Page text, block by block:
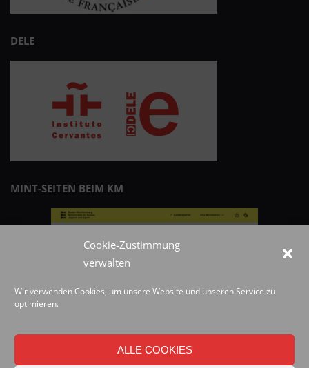
Cookie-Zustimmung
verwalten
Wir verwenden Cookies, um unsere Website und unseren Service zu
optimieren.
ALLE COOKIES
DELE
MINT-SEITEN BEIM KM